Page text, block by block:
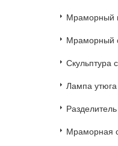
Мраморный
Мраморный
Скульптура
Лампа утюга
Мраморная